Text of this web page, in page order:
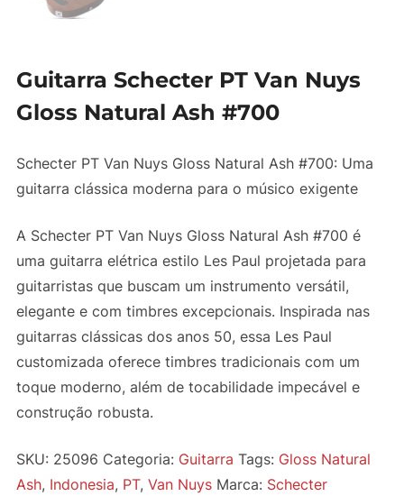
Guitarra Schecter PT Van Nuys
Gloss Natural Ash #700
Schecter PT Van Nuys Gloss Natural Ash #700: Uma
guitarra clássica moderna para o músico exigente
A Schecter PT Van Nuys Gloss Natural Ash #700 é
uma guitarra elétrica estilo Les Paul projetada para
guitarristas que buscam um instrumento versátil,
elegante e com timbres excepcionais. Inspirada nas
guitarras clássicas dos anos 50, essa Les Paul
customizada oferece timbres tradicionais com um
toque moderno, além de tocabilidade impecável e
construção robusta.
SKU: 25096 Categoria: Guitarra Tags: Gloss Natural
Ash, Indonesia, PT, Van Nuys Marca: Schecter